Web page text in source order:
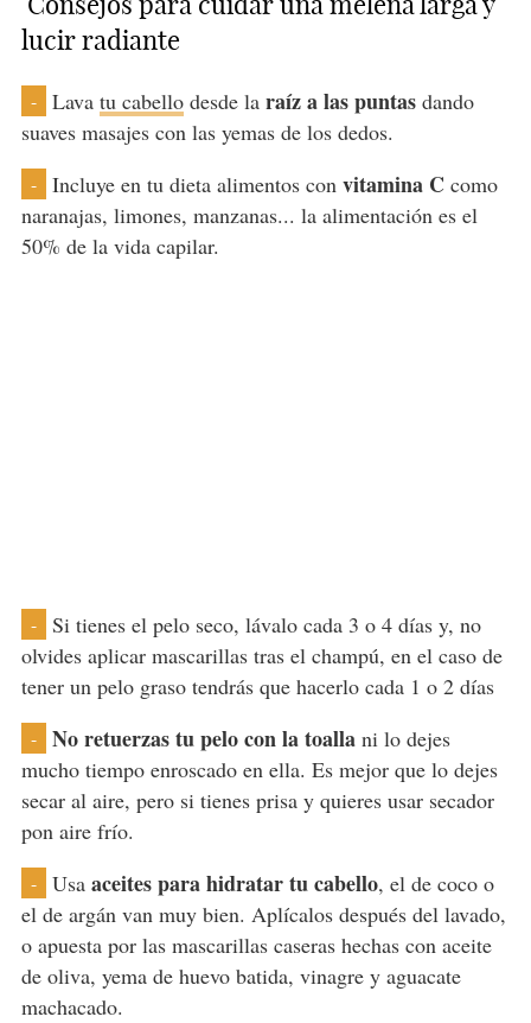
lucir radiante
- Lava tu cabellodesde la raíz a las puntasdando
suaves masajes con las yemas de los dedos.
- Incluye en tu dieta alimentos con vitamina Ccomo
naranajas, limones, manzanas... la alimentación es el
50% de la vida capilar.
-
Si tienes el pelo seco, lávalo cada 3 o 4 días y, no
olvides aplicar mascarillas tras el champú, en el caso de
tener un pelo graso tendrás que hacerlo cada 1 o 2 días
- No retuerzas tu pelo con la toallani lo dejes
mucho tiempo enroscado en ella. Es mejor que lo dejes
secar al aire, pero si tienes prisa y quieres usar secador
pon aire frío.
- Usa aceites para hidratar tu cabello, el de coco o
el de argán van muy bien. Aplícalos después del lavado,
o apuesta por las mascarillas caseras hechas con aceite
de oliva, yema de huevo batida, vinagre y aguacate
machacado.